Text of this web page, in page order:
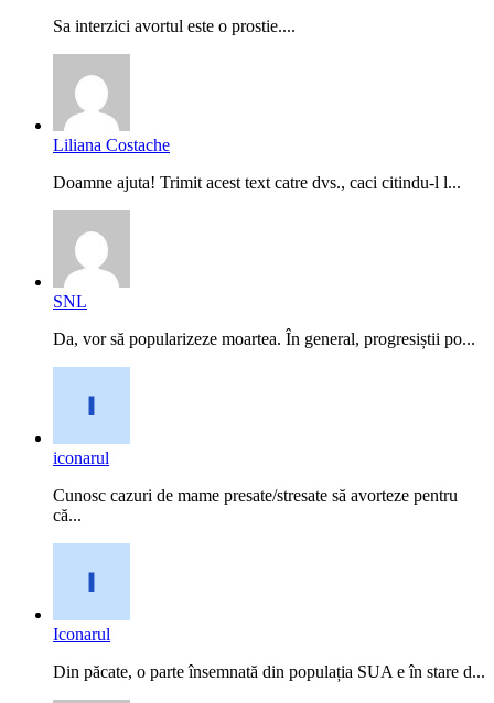
Sa interzici avortul este o prostie....
Liliana Costache
Doamne ajuta! Trimit acest text catre dvs., caci citindu-l l...
SNL
Da, vor să popularizeze moartea. În general, progresiștii po...
iconarul
Cunosc cazuri de mame presate/stresate să avorteze pentru
că...
Iconarul
Din păcate, o parte însemnată din populația SUA e în stare d...